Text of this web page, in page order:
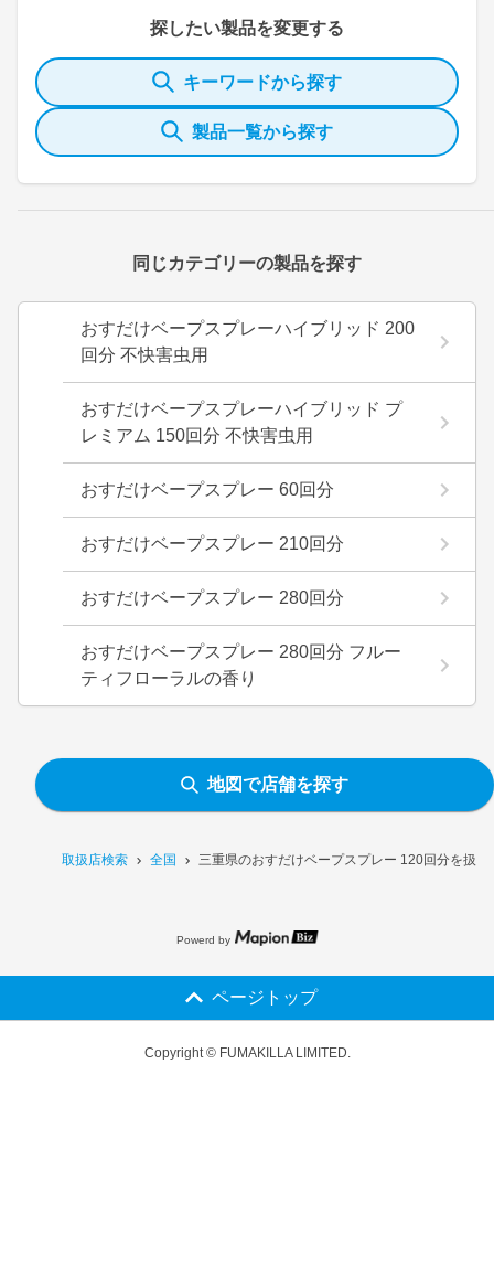
取扱店検索 全国 三重県のおすだけベープスプレー 120回分を扱う
探したい製品を変更する
キーワードから探す
製品一覧から探す
同じカテゴリーの製品を探す
おすだけベープスプレーハイブリッド 200
回分 不快害虫用
おすだけベープスプレーハイブリッド プ
レミアム 150回分 不快害虫用
おすだけベープスプレー 60回分
おすだけベープスプレー 210回分
おすだけベープスプレー 280回分
おすだけベープスプレー 280回分 フルー
ティフローラルの香り
地図で店舗を探す
Powerd by
ページトップ
Copyright © FUMAKILLA LIMITED.